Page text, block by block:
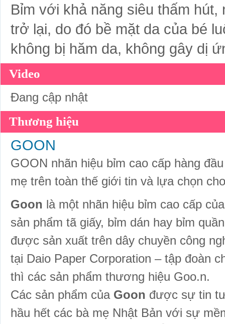
Bỉm với khả năng siêu thấm
trở lại, do đó bề mặt da của bé
không bị hăm da, không gây dị
Video
Đang cập nhật
Thương hiệu
GOON
GOON nhãn hiệu bỉm cao cấp hàng
mẹ trên toàn thế giới tin và lựa chọn
Goon là một nhãn hiệu bỉm cao cấp
sản phẩm tã giấy, bỉm dán hay bỉm
được sản xuất trên dây chuyền công
tại Daio Paper Corporation – tập đoàn
thì các sản phẩm thương hiệu Goo.n.
Các sản phẩm của Goon được sự tin
hầu hết các bà mẹ Nhật Bản với sự